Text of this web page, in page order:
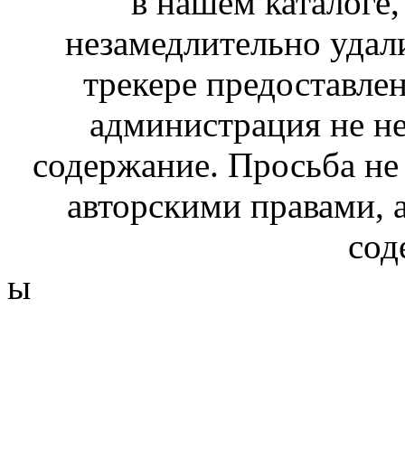
незамедлительно
трекере
администрация не
содержание. Просьба
авторскими правами,
ы